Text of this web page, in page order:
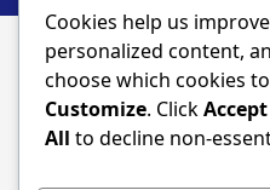
Cookies help us
personalized content,
choose which cookies
Customize. Click
All to decline non-